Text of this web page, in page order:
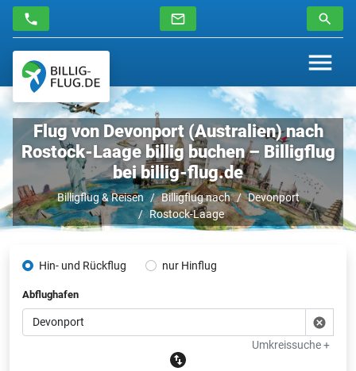
Flug von Devonport (Australien) nach
Rostock-Laage billig buchen – Billigflug
bei billig-flug.de
Billigflug & Reisen Billigflug nach
Devonport
Rostock-Laage
Hin- und Rückflug nur Hinflug
Abflughafen
Umkreissuche +